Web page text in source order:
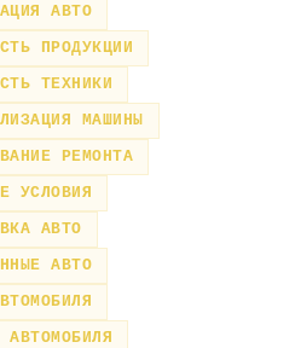
АВТО
ПРОДУКЦИИ
ТЕХНИКИ
МАШИНЫ
РЕМОНТА
УСЛОВИЯ
АВТО
АВТО
АВТОМОБИЛЯ